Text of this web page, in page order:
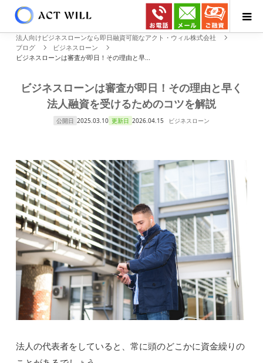
法人向けビジネスローンなら即日融資可能なアクト・ウィル株式会社
ブログ
ビジネスローン
ビジネスローンは審査が即日！その理由と早...
ビジネスローンは審査が即日！その理由と早く
法人融資を受けるためのコツを解説
公開日 2025.03.10 更新日 2026.04.15 ビジネスローン
法人の代表者をしていると、常に頭のどこかに資金繰りの